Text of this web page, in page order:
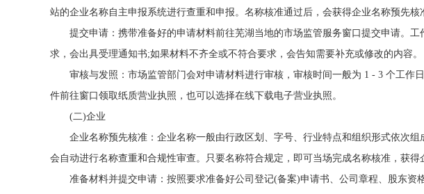
站的企业名称自主申报系统进行查重和申报。名称核准通过后，会获得企业名称预先核
提交申请：携带准备好的申请材料前往芜湖当地的市场监管服务窗口提交申请。
求，会出具受理通知书;如果材料不齐全或不符合要求，会告知需要补充或修改的内容。
审核与发照：市场监管部门会对申请材料进行审核，审核时间一般为 1 - 3 个工作
件前往窗口领取纸质营业执照，也可以选择在线下载电子营业执照。
(二)企业
企业名称预先核准：企业名称一般由行政区划、字号、行业特点和组织形式依次
会自动进行名称查重和合规性审查。只要名称符合规定，即可当场完成名称核准，获得
准备材料并提交申请：按照要求准备好公司登记(备案)申请书、公司章程、股东资